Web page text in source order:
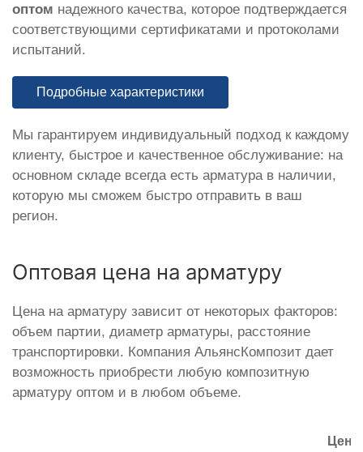
оптом надежного качества, которое подтверждается
соответствующими сертификатами и протоколами
испытаний.
Подробные характеристики
Мы гарантируем индивидуальный подход к каждому
клиенту, быстрое и качественное обслуживание: на
основном складе всегда есть арматура в наличии,
которую мы сможем быстро отправить в ваш
регион.
Оптовая цена на арматуру
Цена на арматуру зависит от некоторых факторов:
объем партии, диаметр арматуры, расстояние
транспортировки. Компания АльянсКомпозит дает
возможность приобрести любую композитную
арматуру оптом и в любом объеме.
Цена